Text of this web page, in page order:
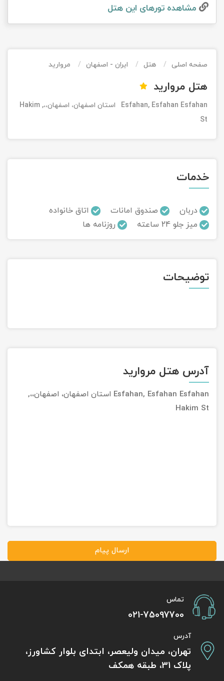
مشاهده تور‌های این هتل
صفحه اصلی هتل ایران - اصفهان مروارید
هتل مروارید
Esfahan, Esfahan Esfahan استان اصفهان، اصفهان،،, Hakim
St
خدمات
دربان صندوق امانات
اتاق خانواده
میز جلو 24 ساعته
روزنامه ها
توضیحات
آدرس هتل مروارید
Esfahan, Esfahan Esfahan استان اصفهان، اصفهان،،,
Hakim St
ارسال پیام
تماس
021-75097700
آدرس
تهران، میدان ولیعصر، ابتدای بلوار کشاورز،
پلاک 31، طبقه همکف
تور کویر کاراکال
تور کویر مصر
تور کویر ابوزیدآباد
تور گلستان
تور سوباتان
تور ترکمن صحرا
تور آفرود
تور کیش از ساری
اقساطی
تور کیش از بندرعباس
اقساطی
تور قزاقستان اقساطی
تور زیارتی اقساطی